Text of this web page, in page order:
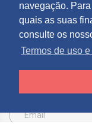
navegação.
quais as suas
consulte os
Termos de uso
Apoio ao Cliente
Informações
SUBCREVER